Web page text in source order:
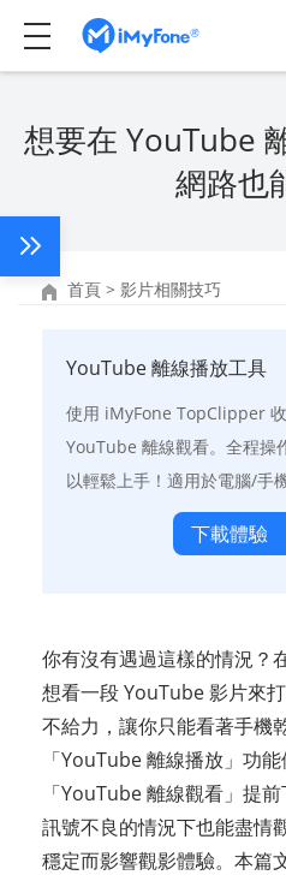
想要在 YouTube
網路也
首頁 > 影片相關技巧
YouTube 離線播放工具
使用 iMyFone TopClipper
YouTube 離線觀看。全程操
以輕鬆上手！適用於電腦/手機
下載體驗
你有沒有遇過這樣的情況？
想看一段 YouTube 影片來
不給力，讓你只能看著手機
「YouTube 離線播放」功
「YouTube 離線觀看」提
訊號不良的情況下也能盡情
穩定而影響觀影體驗。本篇